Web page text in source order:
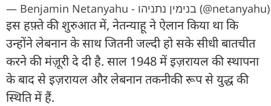
— Benjamin Netanyahu - בנימין נתניהו (@netanyahu)
इस हफ़्ते की शुरुआत में, नेतन्याहू ने ऐलान किया था कि
उन्होंने लेबनान के साथ जितनी जल्दी हो सके सीधी बातचीत
करने की मंज़ूरी दे दी है. साल 1948 में इज़रायल की स्थापना
के बाद से इज़रायल और लेबनान तकनीकी रूप से युद्ध की
स्थिति में हैं.